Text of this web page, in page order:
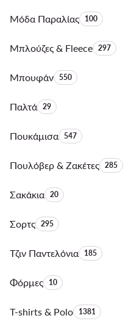
Μόδα ΠαραλίαςΑριθμός
100
Μπλούζες & FleeceΑριθμός
297
ΜπουφάνΑριθμός
550
ΠαλτάΑριθμός προϊόντων:
29
ΠουκάμισαΑριθμός
547
Πουλόβερ & Ζακέτες 285
ΣακάκιαΑριθμός προϊόντων:
20
ΣορτςΑριθμός προϊόντων:
295
Τζιν ΠαντελόνιαΑριθμός
185
ΦόρμεςΑριθμός προϊόντων:
10
T-shirts & PoloΑριθμός
1381